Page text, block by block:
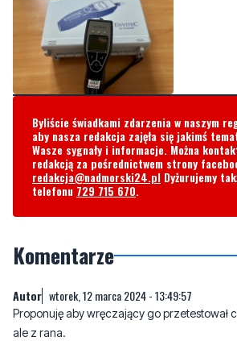
Byliście świadkami zdarzenia w naszym
aby nasza redakcja zajęła się jakimś
Wasze sygnały i informacje. Można
redakcja@nadmorski24.plDyżurujemy
telefonu729 715 670.
Komentarze
Proponuję aby wręczający go
2 Zgłoś komentarz Odpowiedz na
Ździchu